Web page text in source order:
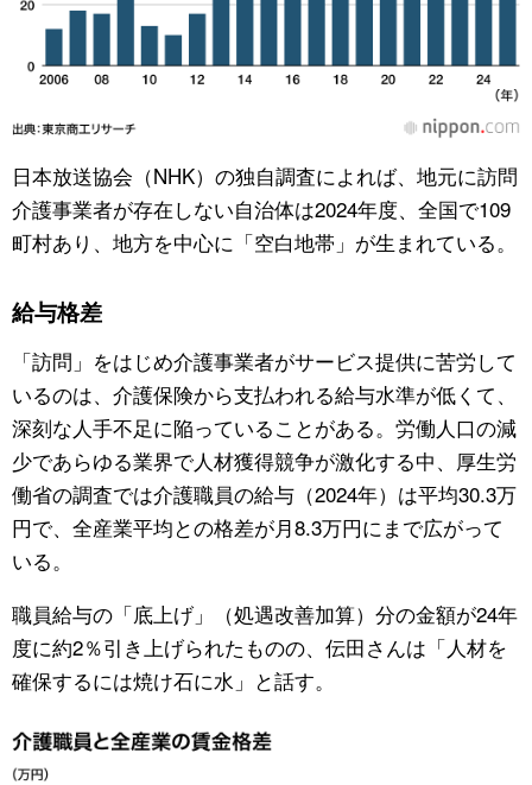
日本放送協会（NHK）の独自調査によれば、地元に訪問
介護事業者が存在しない自治体は2024年度、全国で109
町村あり、地方を中心に「空白地帯」が生まれている。
給与格差
「訪問」をはじめ介護事業者がサービス提供に苦労して
いるのは、介護保険から支払われる給与水準が低くて、
深刻な人手不足に陥っていることがある。労働人口の減
少であらゆる業界で人材獲得競争が激化する中、厚生労
働省の調査では介護職員の給与（2024年）は平均30.3万
円で、全産業平均との格差が月8.3万円にまで広がって
いる。
職員給与の「底上げ」（処遇改善加算）分の金額が24年
度に約2％引き上げられたものの、伝田さんは「人材を
確保するには焼け石に水」と話す。